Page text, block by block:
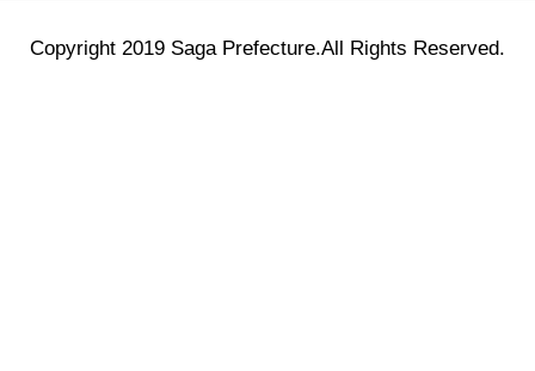
Copyright 2019 Saga Prefecture.All Rights Reserved.